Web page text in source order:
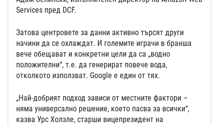
Services пред DCF.
Затова центровете за данни активно търсят други
начини да се охлаждат. И големите играчи в бранша
вече обещават и конкретни цели да са „водно
положителни“, т.е. да генерират повече вода,
отколкото използват. Google е един от тях.
„Най-добрият подход зависи от местните фактори –
няма универсално решение, което пасва за всички“,
казва Урс Холзле, старши вицепрезидент на